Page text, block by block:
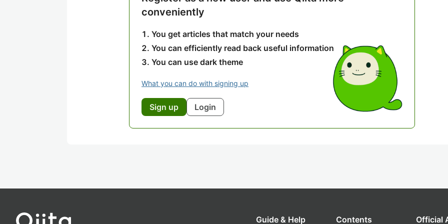
conveniently
You get articles that match your needs
You can efficiently read back useful information
You can use dark theme
What you can do with signing up
Sign up Login
Guide & Help Contents Official